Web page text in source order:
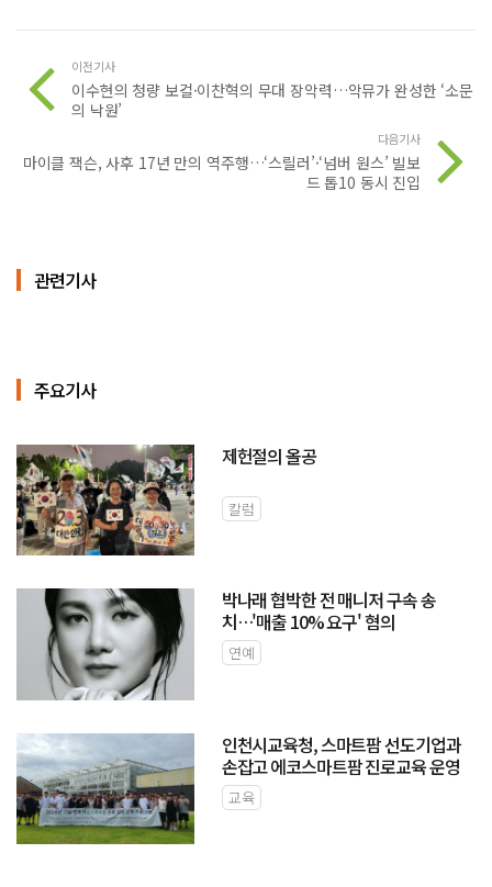
이전기사
이수현의 청량 보컬·이찬혁의 무대 장악력…악뮤가 완성한 ‘소문
의 낙원’
다음기사
마이클 잭슨, 사후 17년 만의 역주행…‘스릴러’·‘넘버 원스’ 빌보
드 톱10 동시 진입
관련기사
주요기사
제헌절의 올공
칼럼
박나래 협박한 전 매니저 구속 송
치…'매출 10% 요구' 혐의
연예
인천시교육청, 스마트팜 선도기업과
손잡고 에코스마트팜 진로교육 운영
교육